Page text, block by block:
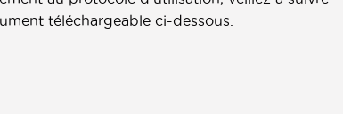
téléchargeable ci-dessous.